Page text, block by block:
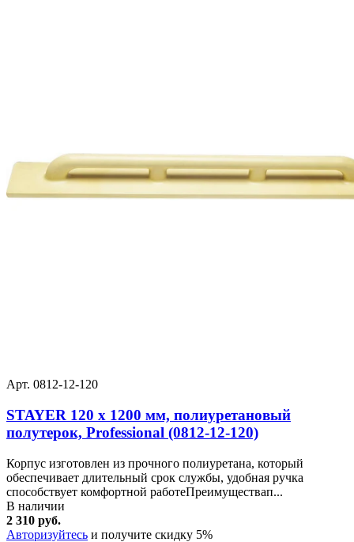
Арт. 0812-12-120
STAYER 120 x 1200 мм, полиуретановый
полутерок, Professional (0812-12-120)
Корпус изготовлен из прочного полиуретана, который
обеспечивает длительный срок службы, удобная ручка
способствует комфортной работеПреимуществап...
В наличии
2 310 руб.
Авторизуйтесь и получите скидку 5%